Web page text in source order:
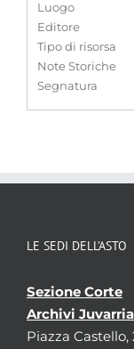
Luogo
Editore
Tipo di risorsa
Note Storiche
Segnatura
LE SEDI DELL’ASTO
Sezione Corte
Archivi
Piazza Castello,